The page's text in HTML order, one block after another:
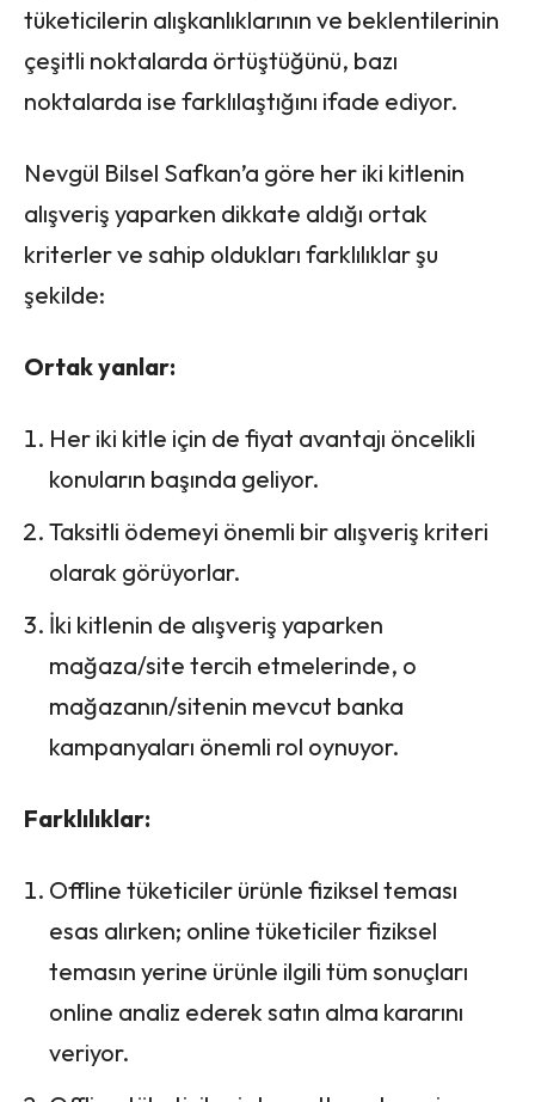
tüketicilerin alışkanlıklarının ve beklentilerinin
çeşitli noktalarda örtüştüğünü, bazı
noktalarda ise farklılaştığını ifade ediyor.
Nevgül Bilsel Safkan’a göre her iki kitlenin
alışveriş yaparken dikkate aldığı ortak
kriterler ve sahip oldukları farklılıklar şu
şekilde:
Ortak yanlar:
Her iki kitle için de fiyat avantajı öncelikli
konuların başında geliyor.
Taksitli ödemeyi önemli bir alışveriş kriteri
olarak görüyorlar.
İki kitlenin de alışveriş yaparken
mağaza/site tercih etmelerinde, o
mağazanın/sitenin mevcut banka
kampanyaları önemli rol oynuyor.
Farklılıklar:
Offline tüketiciler ürünle fiziksel teması
esas alırken; online tüketiciler fiziksel
temasın yerine ürünle ilgili tüm sonuçları
online analiz ederek satın alma kararını
veriyor.